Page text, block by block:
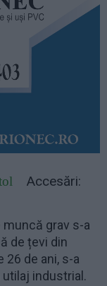
Accesări:
grav s-a
de țevi din
26 de ani, s-a
industrial.